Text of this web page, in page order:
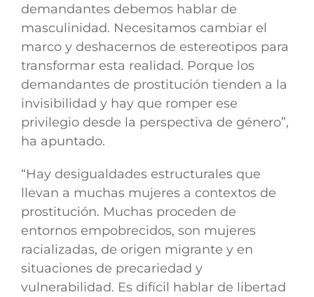
demandantes debemos hablar de
masculinidad. Necesitamos cambiar el
marco y deshacernos de estereotipos para
transformar esta realidad. Porque los
demandantes de prostitución tienden a la
invisibilidad y hay que romper ese
privilegio desde la perspectiva de género”,
ha apuntado.
“Hay desigualdades estructurales que
llevan a muchas mujeres a contextos de
prostitución. Muchas proceden de
entornos empobrecidos, son mujeres
racializadas, de origen migrante y en
situaciones de precariedad y
vulnerabilidad. Es difícil hablar de libertad